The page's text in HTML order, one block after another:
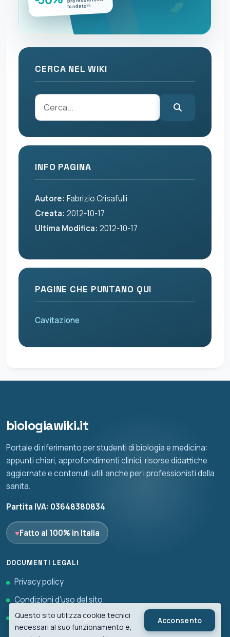
fondatori
CERCA NEL WIKI
INFO PAGINA
Autore: Fabrizio Crisafulli
Creata: 2012-10-17
Ultima Modifica: 2012-10-17
PAGINE CHE PUNTANO QUI
Cavitazione
biologiawiki.it
Portale di riferimento per studenti di biologia e medicina:
appunti chiari, approfondimenti clinici, risorse didattiche
aggiornate e contenuti utili anche per i professionisti della
sanita.
Partita IVA: 03648380834
♥Fatto al 100% in Italia
DOCUMENTI LEGALI
Privacy policy
Condizioni d'uso del sito
Tutti i documenti legali
Questo sito utilizza cookie tecnici
necessari al suo funzionamento e,
Acconsento